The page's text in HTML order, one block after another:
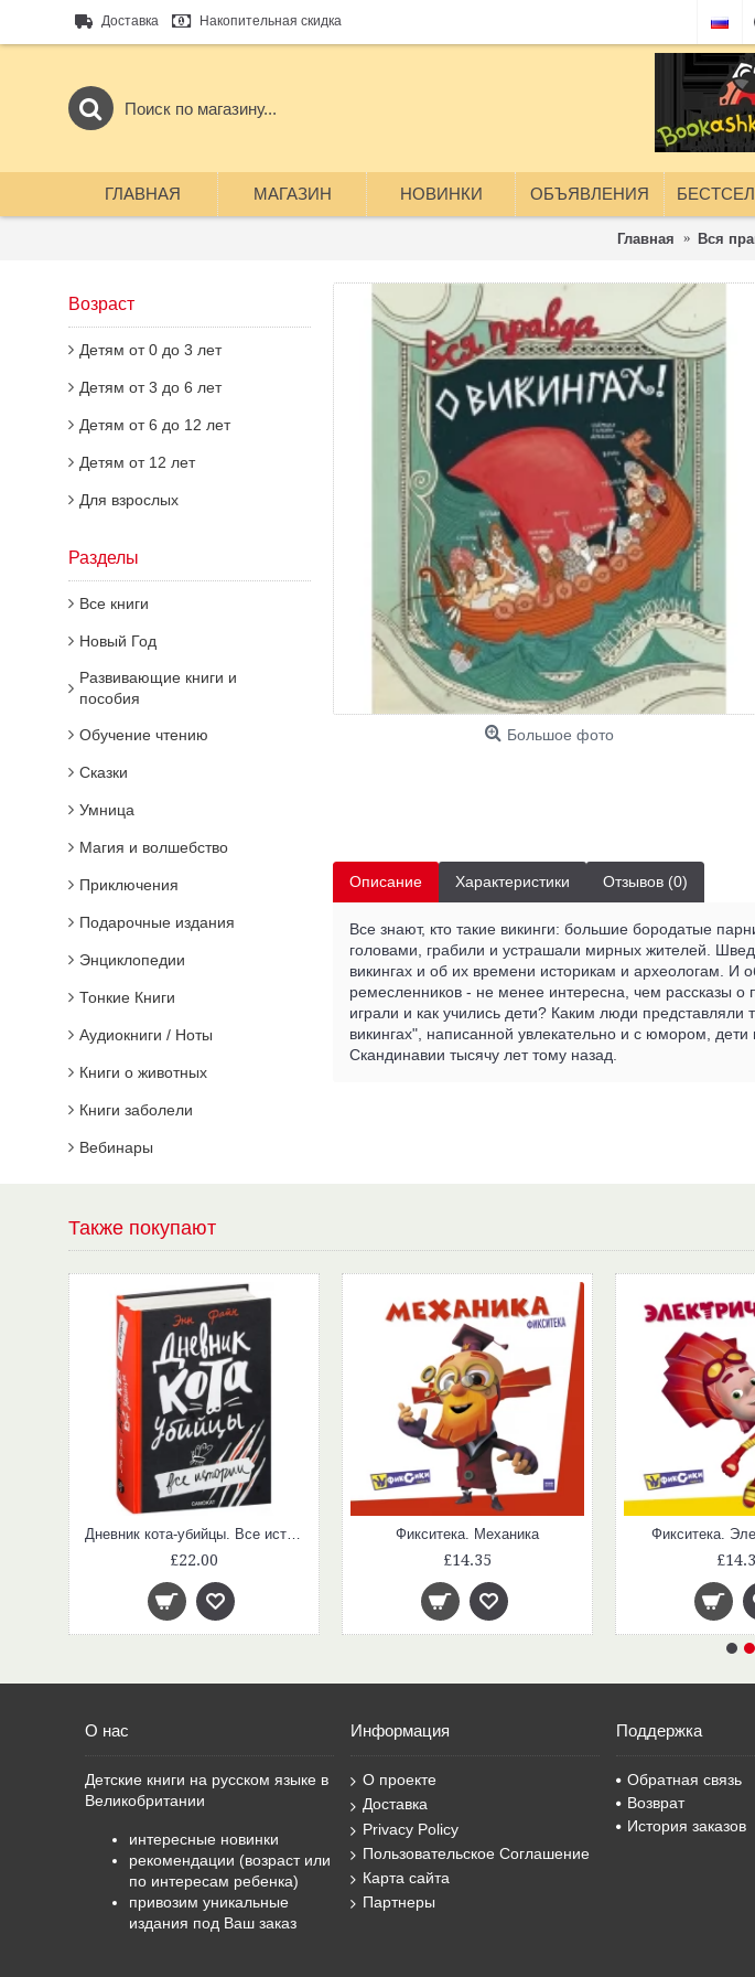
Доставка Накопительная скидка
ГЛАВНАЯ МАГАЗИН НОВИНКИ ОБЪЯВЛЕНИЯ
Главная Вся
Возраст
Детям от 0 до 3 лет
Детям от 3 до 6 лет
Детям от 6 до 12 лет
Детям от 12 лет
Для взрослых
Разделы
Все книги
Новый Год
Развивающие книги и
пособия
Обучение чтению
Сказки
Умница
Магия и волшебство
Приключения
Подарочные издания
Энциклопедии
Тонкие Книги
Аудиокниги / Ноты
Книги о животных
Книги заболели
Вебинары
Большое фото
Описание Характеристики Отзывов (0)
Все знают, кто такие викинги: большие бородатые
головами, грабили и устрашали мирных жителей.
викингах и об их времени историкам и археологам. И
ремесленников - не менее интересна, чем рассказы о
играли и как учились дети? Каким люди
викингах", написанной увлекательно и с юмором,
Скандинавии тысячу лет тому назад.
Также покупают
Дневник кота-убийцы. Все истории
£22.00
Фикситека. Механика
£14.35
Фикситека.
О нас
Детские книги на русском языке в
Великобритании
интересные новинки
рекомендации (возраст или
по интересам ребенка)
привозим уникальные
издания под Ваш заказ
Информация
О проекте
Доставка
Privacy Policy
Пользовательское Соглашение
Карта сайта
Партнеры
Поддержка
Обратная связь
Возврат
История заказов